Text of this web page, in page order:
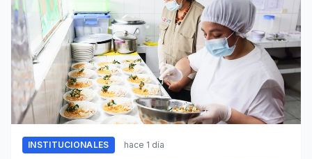
INSTITUCIONALES hace 1 día